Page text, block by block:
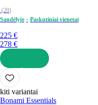
(20)
Sandėlyje
Paskutiniai vienetai
225 €
278 €
Į KREPŠELĮ
kiti variantai
Bonami Essentials